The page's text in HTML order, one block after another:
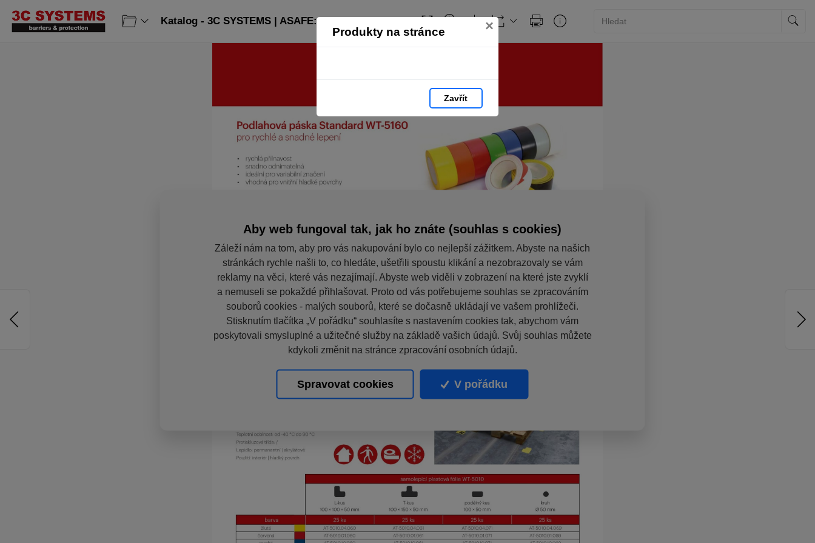
Produkty na stránce ×
Zavřít
Katalog - 3C SYSTEMS | ASAFE: strana 61
Aby web fungoval tak, jak ho znáte (souhlas s cookies)
Záleží nám na tom, aby pro vás nakupování bylo co nejlepší zážitkem. Abyste na našich
stránkách rychle našli to, co hledáte, ušetřili spoustu klikání a nezobrazovaly se vám
reklamy na věci, které vás nezajímají. Abyste web viděli v zobrazení na které jste zvyklí
a nemuseli se pokaždé přihlašovat. Proto od vás potřebujeme souhlas se zpracováním
souborů cookies - malých souborů, které se dočasně ukládají ve vašem prohlížeči.
Stisknutím tlačítka „V pořádku“ souhlasíte s nastavením cookies tak, abychom vám
poskytovali smysluplné a užitečné služby na základě vašich údajů. Svůj souhlas můžete
kdykoli změnit na stránce zpracování osobních údajů.
Spravovat cookies V pořádku